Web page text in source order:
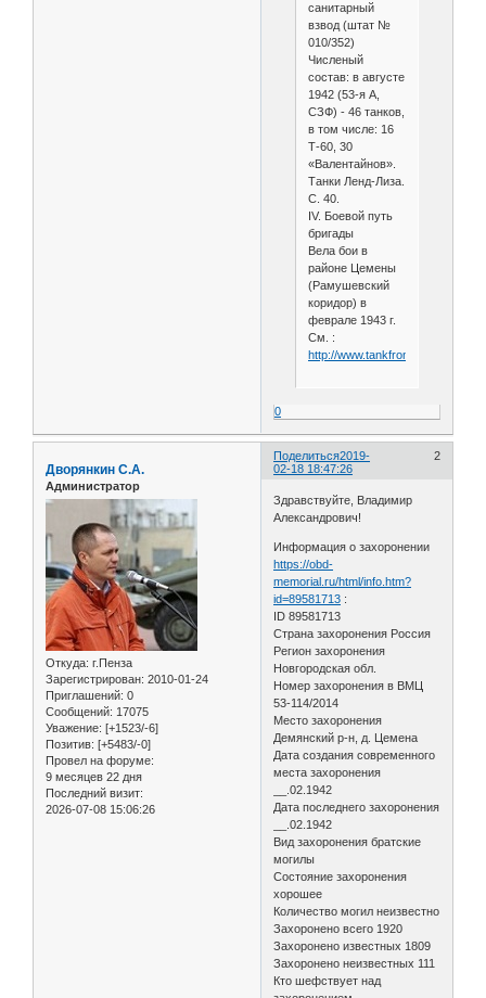
санитарный
взвод (штат №
010/352)
Численый
состав: в августе
1942 (53-я А,
СЗФ) - 46 танков,
в том числе: 16
Т-60, 30
«Валентайнов».
Танки Ленд-Лиза.
С. 40.
IV. Боевой путь
бригады
Вела бои в
районе Цемены
(Рамушевский
коридор) в
феврале 1943 г.
См. :
http://www.tankfront.ru/ussr/tbr/
0
Поделиться 2
2019-
02-18 18:47:26
Дворянкин С.А.
Администратор
Откуда: г.Пенза
Зарегистрирован: 2010-01-24
Приглашений: 0
Сообщений: 17075
Уважение: [+1523/-6]
Позитив: [+5483/-0]
Провел на форуме:
9 месяцев 22 дня
Последний визит:
2026-07-08 15:06:26
Здравствуйте, Владимир
Александрович!
Информация о захоронении
https://obd-
memorial.ru/html/info.htm?
id=89581713 :
ID 89581713
Страна захоронения Россия
Регион захоронения
Новгородская обл.
Номер захоронения в ВМЦ
53-114/2014
Место захоронения
Демянский р-н, д. Цемена
Дата создания современного
места захоронения
__.02.1942
Дата последнего захоронения
__.02.1942
Вид захоронения братские
могилы
Состояние захоронения
хорошее
Количество могил неизвестно
Захоронено всего 1920
Захоронено известных 1809
Захоронено неизвестных 111
Кто шефствует над